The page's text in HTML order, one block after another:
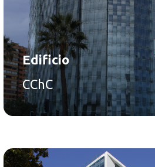
Edificio
CChC